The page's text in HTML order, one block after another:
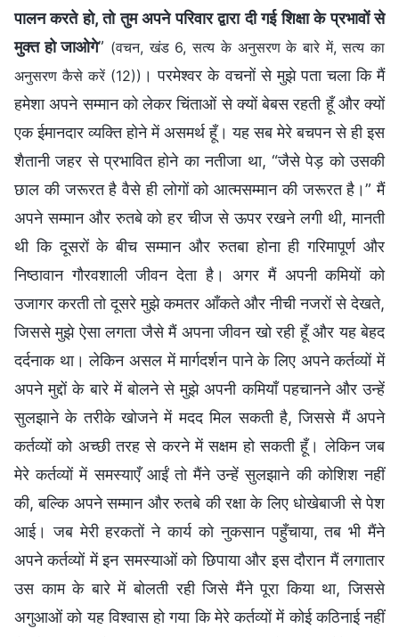
पालन करते हो, तो तुम अपने परिवार द्वारा दी गई शिक्षा के प्रभावों से
मुक्त हो जाओगे” (वचन, खंड 6, सत्य के अनुसरण के बारे में, सत्य का
अनुसरण कैसे करें (12)) । परमेश्वर के वचनों से मुझे पता चला कि मैं
हमेशा अपने सम्मान को लेकर चिंताओं से क्यों बेबस रहती हूँ और क्यों
एक ईमानदार व्यक्ति होने में असमर्थ हूँ। यह सब मेरे बचपन से ही इस
शैतानी जहर से प्रभावित होने का नतीजा था, “जैसे पेड़ को उसकी
छाल की जरूरत है वैसे ही लोगों को आत्मसम्मान की जरूरत है।” मैं
अपने सम्मान और रुतबे को हर चीज से ऊपर रखने लगी थी, मानती
थी कि दूसरों के बीच सम्मान और रुतबा होना ही गरिमापूर्ण और
निष्ठावान गौरवशाली जीवन देता है। अगर मैं अपनी कमियों को
उजागर करती तो दूसरे मुझे कमतर आँकते और नीची नजरों से देखते,
जिससे मुझे ऐसा लगता जैसे मैं अपना जीवन खो रही हूँ और यह बेहद
दर्दनाक था। लेकिन असल में मार्गदर्शन पाने के लिए अपने कर्तव्यों में
अपने मुद्दों के बारे में बोलने से मुझे अपनी कमियाँ पहचानने और उन्हें
सुलझाने के तरीके खोजने में मदद मिल सकती है, जिससे मैं अपने
कर्तव्यों को अच्छी तरह से करने में सक्षम हो सकती हूँ। लेकिन जब
मेरे कर्तव्यों में समस्याएँ आईं तो मैंने उन्हें सुलझाने की कोशिश नहीं
की, बल्कि अपने सम्मान और रुतबे की रक्षा के लिए धोखेबाजी से पेश
आई। जब मेरी हरकतों ने कार्य को नुकसान पहुँचाया, तब भी मैंने
अपने कर्तव्यों में इन समस्याओं को छिपाया और इस दौरान मैं लगातार
उस काम के बारे में बोलती रही जिसे मैंने पूरा किया था, जिससे
अगुआओं को यह विश्वास हो गया कि मेरे कर्तव्यों में कोई कठिनाई नहीं